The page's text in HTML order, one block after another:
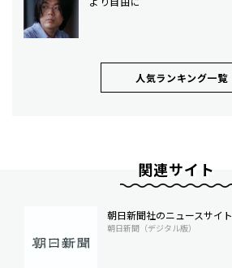
人気ランキング⼀覧
関連サイト
朝日新聞社のニュースサイト
朝日新聞（デジタル版）